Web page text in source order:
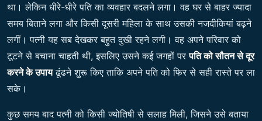
था। लेकिन धीरे-धीरे पति का व्यवहार बदलने लगा। वह घर से बाहर ज्यादा
समय बिताने लगा और किसी दूसरी महिला के साथ उसकी नजदीकियां बढ़ने
लगीं। पत्नी यह सब देखकर बहुत दुखी रहने लगी। वह अपने परिवार को
टूटने से बचाना चाहती थी, इसलिए उसने कई जगहों परपति को सौतन से दूर
करने के उपायढूंढने शुरू किए ताकि अपने पति को फिर से सही रास्ते पर ला
सके।
कुछ समय बाद पत्नी को किसी ज्योतिषी से सलाह मिली, जिसने उसे बताया